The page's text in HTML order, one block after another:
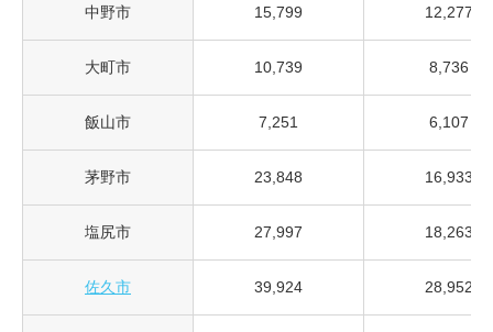
中野市 15,799 12,277
大町市 10,739 8,736
飯山市 7,251 6,107
茅野市 23,848 16,933
塩尻市 27,997 18,263
佐久市 39,924 28,952